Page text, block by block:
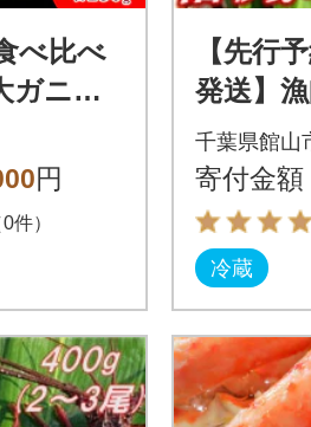
べ比べ
ガニむ
毛ガ
ワイ
円
件）
【先行
発送】
県館山
伊勢海
尾)
千葉県館山
寄付金額
冷蔵